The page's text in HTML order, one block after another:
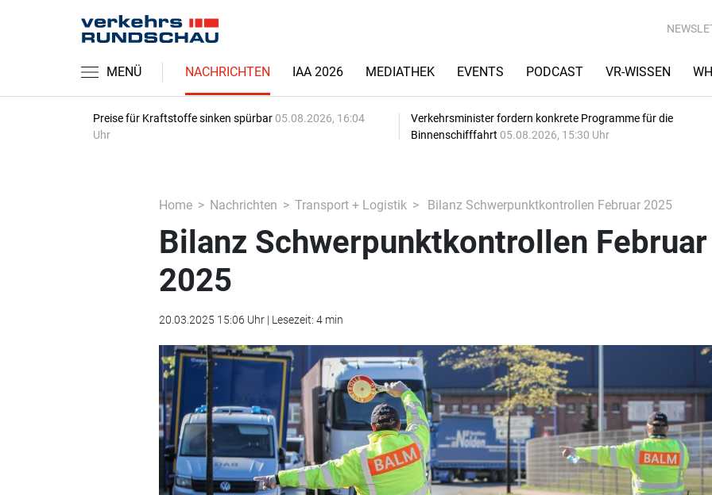
MENÜ NACHRICHTEN IAA 2026 MEDIATHEK EVENTS PODCAST VR-WISSEN
Preise für Kraftstoffe sinken spürbar 05.08.2026, 16:04
Uhr
Verkehrsminister fordern konkrete Programme für die
Binnenschifffahrt 05.08.2026, 15:30 Uhr
Home Nachrichten Transport + Logistik Bilanz Schwerpunktkontrollen Februar 2025
Bilanz Schwerpunktkontrollen Februar
2025
20.03.2025 15:06 Uhr | Lesezeit: 4 min